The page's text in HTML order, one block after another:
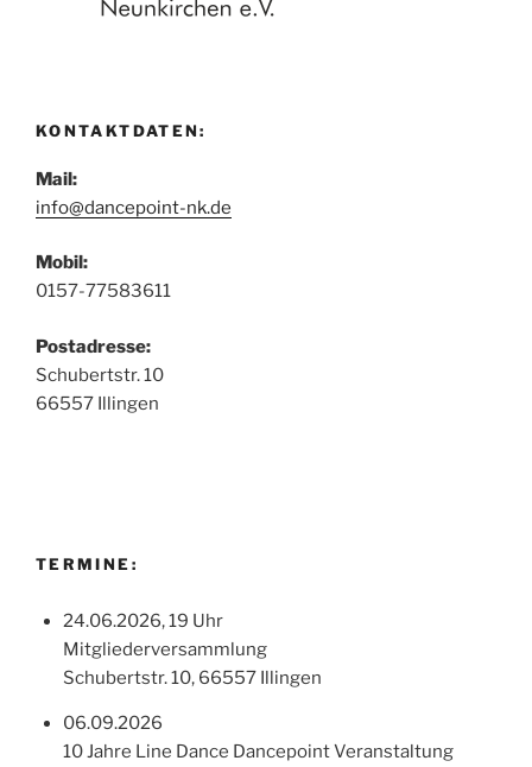
KONTAKTDATEN:
Mail:
info@dancepoint-nk.de
Mobil:
0157-77583611
Postadresse:
Schubertstr. 10
66557 Illingen
TERMINE:
24.06.2026, 19 Uhr
Mitgliederversammlung
Schubertstr. 10, 66557 Illingen
06.09.2026
10 Jahre Line Dance Dancepoint Veranstaltung